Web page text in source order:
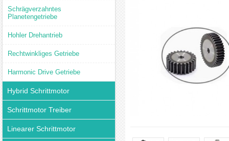
Schrägverzahntes
Planetengetriebe
Hohler Drehantrieb
Rechtwinkliges Getriebe
Harmonic Drive Getriebe
Hybrid Schrittmotor
Schrittmotor Treiber
Linearer Schrittmotor